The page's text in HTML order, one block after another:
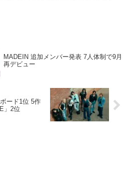
MADEIN 追加メンバー発表 7人体制で9月
再デビュー
ード1位 5作
」2位